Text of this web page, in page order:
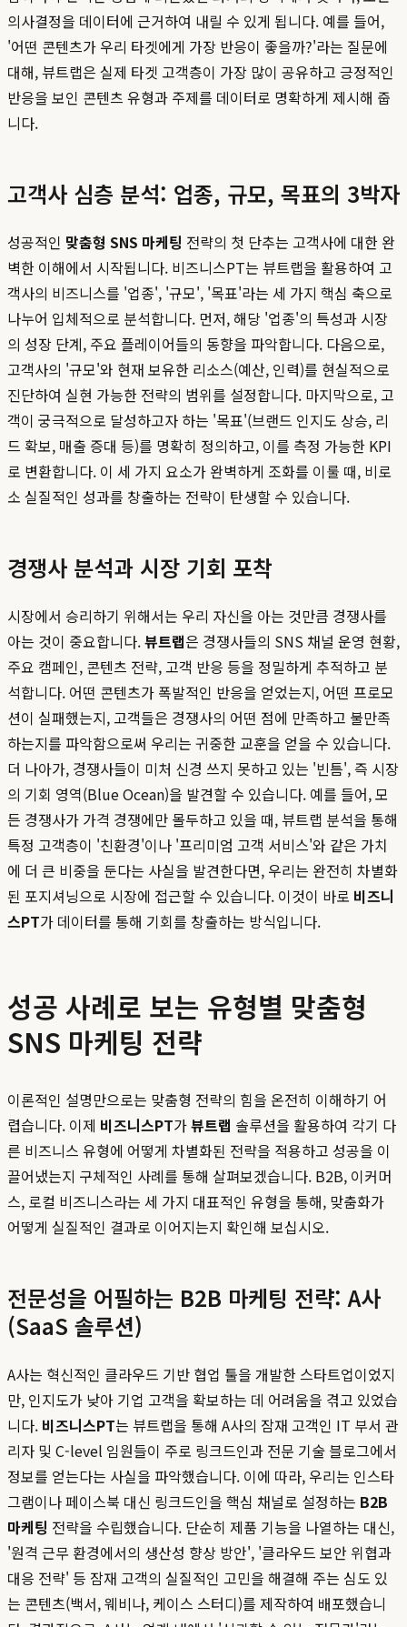
의사결정을 데이터에 근거하여 내릴 수 있게 됩니다. 예를 들어,
'어떤 콘텐츠가 우리 타겟에게 가장 반응이 좋을까?'라는 질문에
대해, 뷰트랩은 실제 타겟 고객층이 가장 많이 공유하고 긍정적인
반응을 보인 콘텐츠 유형과 주제를 데이터로 명확하게 제시해 줍
니다.
고객사 심층 분석: 업종, 규모, 목표의 3박자
성공적인 맞춤형 SNS 마케팅 전략의 첫 단추는 고객사에 대한 완
벽한 이해에서 시작됩니다. 비즈니스PT는 뷰트랩을 활용하여 고
객사의 비즈니스를 '업종', '규모', '목표'라는 세 가지 핵심 축으로
나누어 입체적으로 분석합니다. 먼저, 해당 '업종'의 특성과 시장
의 성장 단계, 주요 플레이어들의 동향을 파악합니다. 다음으로,
고객사의 '규모'와 현재 보유한 리소스(예산, 인력)를 현실적으로
진단하여 실현 가능한 전략의 범위를 설정합니다. 마지막으로, 고
객이 궁극적으로 달성하고자 하는 '목표'(브랜드 인지도 상승, 리
드 확보, 매출 증대 등)를 명확히 정의하고, 이를 측정 가능한 KPI
로 변환합니다. 이 세 가지 요소가 완벽하게 조화를 이룰 때, 비로
소 실질적인 성과를 창출하는 전략이 탄생할 수 있습니다.
경쟁사 분석과 시장 기회 포착
시장에서 승리하기 위해서는 우리 자신을 아는 것만큼 경쟁사를
아는 것이 중요합니다.뷰트랩은 경쟁사들의 SNS 채널 운영 현황,
주요 캠페인, 콘텐츠 전략, 고객 반응 등을 정밀하게 추적하고 분
석합니다. 어떤 콘텐츠가 폭발적인 반응을 얻었는지, 어떤 프로모
션이 실패했는지, 고객들은 경쟁사의 어떤 점에 만족하고 불만족
하는지를 파악함으로써 우리는 귀중한 교훈을 얻을 수 있습니다.
더 나아가, 경쟁사들이 미처 신경 쓰지 못하고 있는 '빈틈', 즉 시장
의 기회 영역(Blue Ocean)을 발견할 수 있습니다. 예를 들어, 모
든 경쟁사가 가격 경쟁에만 몰두하고 있을 때, 뷰트랩 분석을 통해
특정 고객층이 '친환경'이나 '프리미엄 고객 서비스'와 같은 가치
에 더 큰 비중을 둔다는 사실을 발견한다면, 우리는 완전히 차별화
된 포지셔닝으로 시장에 접근할 수 있습니다. 이것이 바로 비즈니
스PT가 데이터를 통해 기회를 창출하는 방식입니다.
성공 사례로 보는 유형별 맞춤형
SNS 마케팅 전략
이론적인 설명만으로는 맞춤형 전략의 힘을 온전히 이해하기 어
렵습니다. 이제 비즈니스PT가뷰트랩 솔루션을 활용하여 각기 다
른 비즈니스 유형에 어떻게 차별화된 전략을 적용하고 성공을 이
끌어냈는지 구체적인 사례를 통해 살펴보겠습니다. B2B, 이커머
스, 로컬 비즈니스라는 세 가지 대표적인 유형을 통해, 맞춤화가
어떻게 실질적인 결과로 이어지는지 확인해 보십시오.
전문성을 어필하는 B2B 마케팅 전략: A사
(SaaS 솔루션)
A사는 혁신적인 클라우드 기반 협업 툴을 개발한 스타트업이었지
만, 인지도가 낮아 기업 고객을 확보하는 데 어려움을 겪고 있었습
니다. 비즈니스PT는 뷰트랩을 통해 A사의 잠재 고객인 IT 부서 관
리자 및 C-level 임원들이 주로 링크드인과 전문 기술 블로그에서
정보를 얻는다는 사실을 파악했습니다. 이에 따라, 우리는 인스타
그램이나 페이스북 대신 링크드인을 핵심 채널로 설정하는 B2B
마케팅 전략을 수립했습니다. 단순히 제품 기능을 나열하는 대신,
'원격 근무 환경에서의 생산성 향상 방안', '클라우드 보안 위협과
대응 전략' 등 잠재 고객의 실질적인 고민을 해결해 주는 심도 있
는 콘텐츠(백서, 웨비나, 케이스 스터디)를 제작하여 배포했습니